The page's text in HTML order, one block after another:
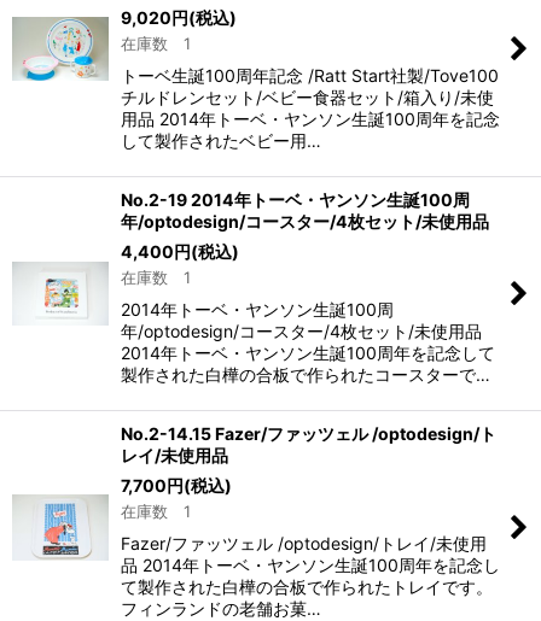
9,020円(税込)
在庫数 1
トーベ生誕100周年記念 /Ratt Start社製/Tove100
チルドレンセット/ベビー食器セット/箱入り/未使
用品 2014年トーベ・ヤンソン生誕100周年を記念
して製作されたベビー用…
No.2-19 2014年トーベ・ヤンソン生誕100周
年/optodesign/コースター/4枚セット/未使用品
4,400円(税込)
在庫数 1
2014年トーベ・ヤンソン生誕100周
年/optodesign/コースター/4枚セット/未使用品
2014年トーベ・ヤンソン生誕100周年を記念して
製作された白樺の合板で作られたコースターで…
No.2-14.15 Fazer/ファッツェル /optodesign/ト
レイ/未使用品
7,700円(税込)
在庫数 1
Fazer/ファッツェル /optodesign/トレイ/未使用
品 2014年トーベ・ヤンソン生誕100周年を記念し
て製作された白樺の合板で作られたトレイです。
フィンランドの老舗お菓…